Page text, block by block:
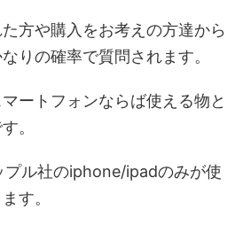
方や購入をお考えの方達から
りの確率で質問されます。
ートフォンならば使える物と
。
ル社のiphone/ipadのみが使
す。